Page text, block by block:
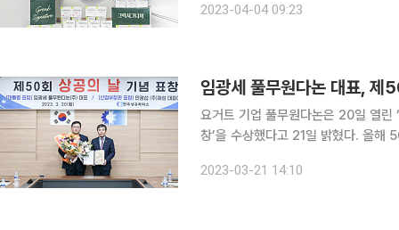
풀무원의 바른먹거리 원칙을 기반으
2023-04-04 09:23
임광세 풀무원다논 대표, 제
요거트 기업 풀무원다논은 20일 열린
창’을 수상했다고 21일 밝혔다. 올해 50회인 ‘상공의 날’은 국내 상공업 진흥을 촉진하고 상공인들
2023-03-21 14:10